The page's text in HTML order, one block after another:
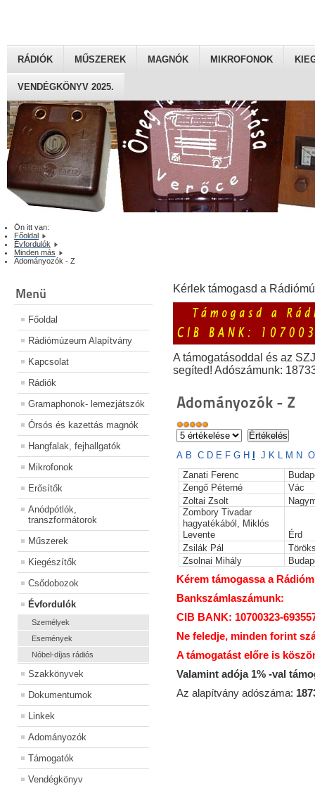
RÁDIÓK MŰSZEREK MAGNÓK MIKROFONOK
VENDÉGKÖNYV 2025.
Ön itt van:
Főoldal
Évfordulók
Minden más
Adományozók - Z
Menü
Főoldal
Rádiómúzeum Alapítvány
Kapcsolat
Rádiók
Gramaphonok- lemezjátszók
Órsós és kazettás magnók
Hangfalak, fejhallgatók
Mikrofonok
Erősítők
Anódpótlók,
transzformátorok
Műszerek
Kiegészítők
Csődobozok
Évfordulók
Személyek
Események
Nóbel-díjas rádiós
Szakkönyvek
Dokumentumok
Linkek
Adományozók
Támogatók
Vendégkönyv
Kérlek támogasd a
A támogatásoddal és az
segíted! Adószámunk:
Adományozók - Z
A B C D E F G H J K L M N O
Zanati Ferenc
Zengő Péterné
Vác
Zoltai Zsolt
Zombory Tivadar
hagyatékából, Miklós
Levente
Érd
Zsilák Pál
Zsolnai Mihály
Kérem támogassa a
Bankszámlaszámunk:
CIB BANK: 10700323-
Ne feledje, minden forint
A támogatást előre is
Valamint adója 1% -val
Az alapítvány adószáma: